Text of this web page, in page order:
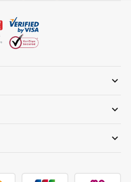
keyboard_arrow_down
keyboard_arrow_down
keyboard_arrow_down